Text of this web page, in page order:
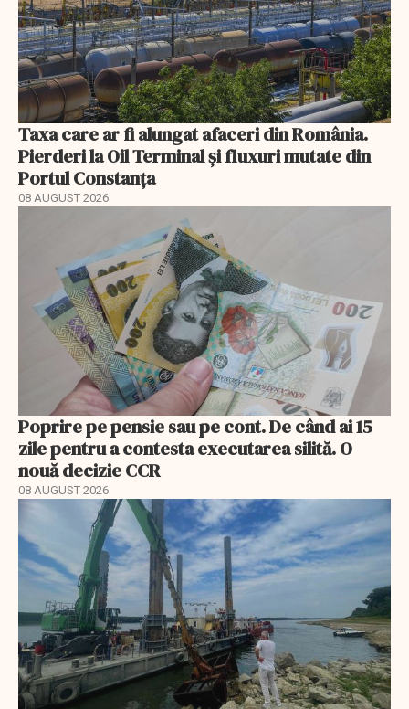
Taxa care ar fi alungat afaceri din România.
Pierderi la Oil Terminal și fluxuri mutate din
Portul Constanța
08 AUGUST 2026
Poprire pe pensie sau pe cont. De când ai 15
zile pentru a contesta executarea silită. O
nouă decizie CCR
08 AUGUST 2026